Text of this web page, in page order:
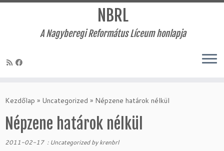
to
NBRL
A Nagyberegi Református Líceum honlapja
Kezdőlap » Uncategorized » Népzene határok nélkül
Népzene határok nélkül
2011-02-17: Uncategorizedbykrenbrl